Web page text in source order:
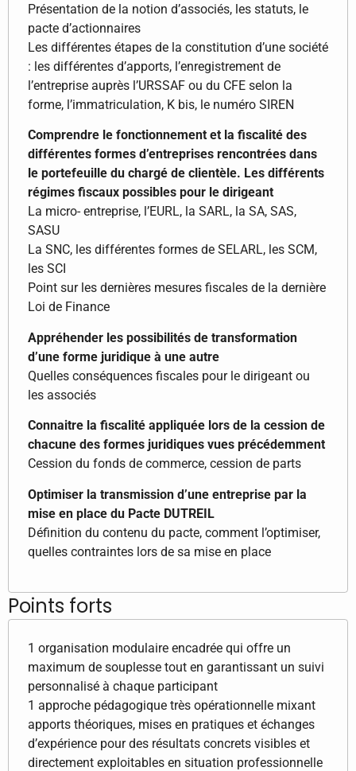
Présentation de la notion d’associés, les statuts, le
pacte d’actionnaires
Les différentes étapes de la constitution d’une société
: les différentes d’apports, l’enregistrement de
l’entreprise auprès l’URSSAF ou du CFE selon la
forme, l’immatriculation, K bis, le numéro SIREN
Comprendre le fonctionnement et la fiscalité des
différentes formes d’entreprises rencontrées dans
le portefeuille du chargé de clientèle. Les différents
régimes fiscaux possibles pour le dirigeant
La micro- entreprise, l’EURL, la SARL, la SA, SAS,
SASU
La SNC, les différentes formes de SELARL, les SCM,
les SCI
Point sur les dernières mesures fiscales de la dernière
Loi de Finance
Appréhender les possibilités de transformation
d’une forme juridique à une autre
Quelles conséquences fiscales pour le dirigeant ou
les associés
Connaitre la fiscalité appliquée lors de la cession de
chacune des formes juridiques vues précédemment
Cession du fonds de commerce, cession de parts
Optimiser la transmission d’une entreprise par la
mise en place du Pacte DUTREIL
Définition du contenu du pacte, comment l’optimiser,
quelles contraintes lors de sa mise en place
Points forts
1 organisation modulaire encadrée qui offre un
maximum de souplesse tout en garantissant un suivi
personnalisé à chaque participant
1 approche pédagogique très opérationnelle mixant
apports théoriques, mises en pratiques et échanges
d’expérience pour des résultats concrets visibles et
directement exploitables en situation professionnelle